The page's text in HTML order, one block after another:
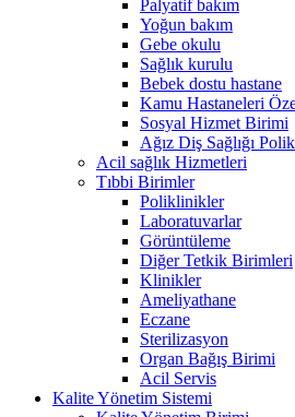
Palyatif bakım
Yoğun bakım
Gebe okulu
Sağlık kurulu
Bebek dostu hastane
Kamu Hastaneleri
Sosyal Hizmet Birimi
Ağız Diş Sağlığı
Acil sağlık Hizmetleri
Tıbbi Birimler
Poliklinikler
Laboratuvarlar
Görüntüleme
Diğer Tetkik Birimleri
Klinikler
Ameliyathane
Eczane
Sterilizasyon
Organ Bağış Birimi
Acil Servis
Kalite Yönetim Sistemi